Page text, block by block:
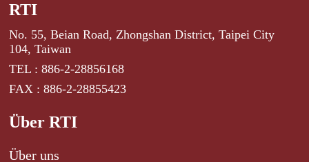
RTI
No. 55, Beian Road, Zhongshan District, Taipei City
104, Taiwan
TEL : 886-2-28856168
FAX : 886-2-28855423
Über RTI
Über uns